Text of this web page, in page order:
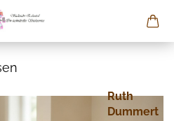
Ruth
Dummert